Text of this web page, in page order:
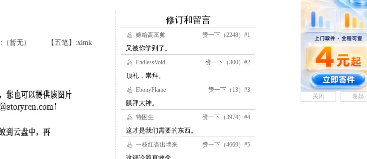
（暂无） 【五笔】:ximk
关闭 卷起